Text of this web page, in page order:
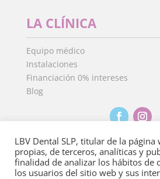
LA CLÍNICA
Equipo médico
Instalaciones
Financiación 0% intereses
Blog
Aviso Legal·Política de
LBV Dental SLP, titular de la
propias, de terceros, analíticas y
finalidad de analizar los hábitos de
los usuarios del sitio web y sus